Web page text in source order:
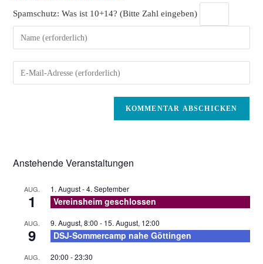
Spamschutz: Was ist 10+14? (Bitte Zahl eingeben)
Gib
deinen
Namen
oder
Gib
deine
Anstehende Veranstaltungen
AUG.
1
1. August-4. September
Vereinsheim geschlossen
AUG.
9
9. August, 8:00 - 15. August, 12:00
DSJ-Sommercamp nahe Göttingen
AUG. 20:00 -23:30